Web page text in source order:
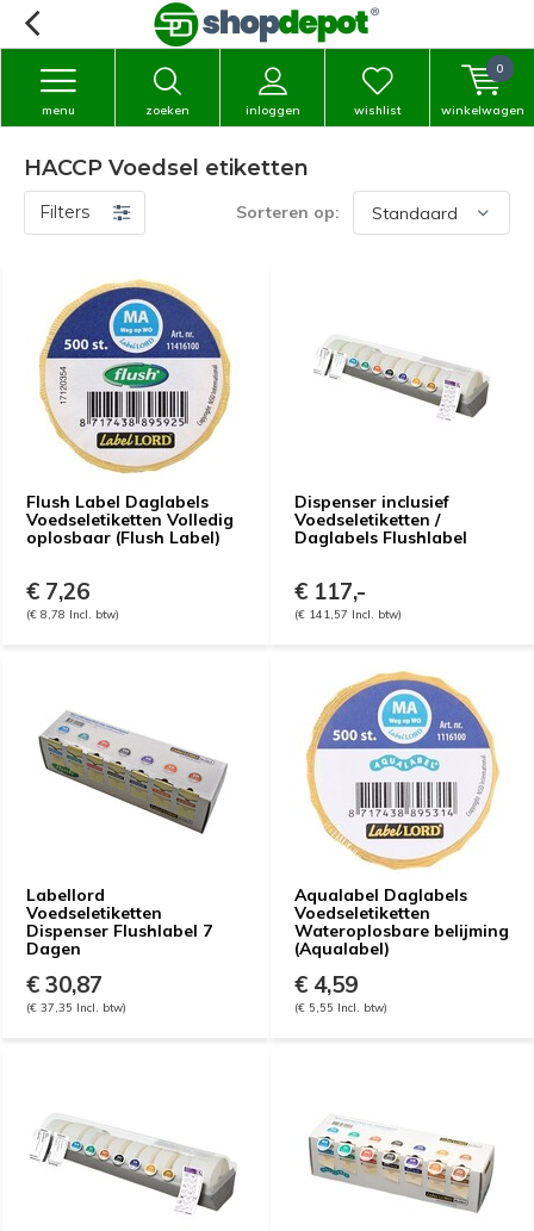
zoeken inloggen
menu wishlist winkelwagen
0
HACCP Voedsel etiketten
Filters Sorteren op:
Flush Label Daglabels
Voedseletiketten Volledig
oplosbaar (Flush Label)
€ 7,26
(€ 8,78 Incl. btw)
Dispenser inclusief
Voedseletiketten /
Daglabels Flushlabel
€ 117,-
(€ 141,57 Incl. btw)
Labellord
Voedseletiketten
Dispenser Flushlabel 7
Dagen
€ 30,87
(€ 37,35 Incl. btw)
Aqualabel Daglabels
Voedseletiketten
Wateroplosbare belijming
(Aqualabel)
€ 4,59
(€ 5,55 Incl. btw)